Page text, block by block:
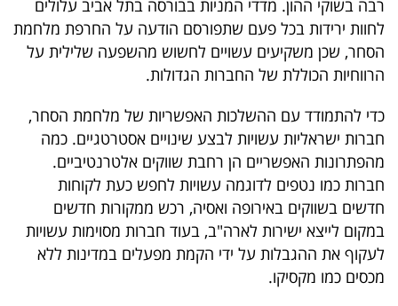
רבה בשוקי ההון. מדדי המניות בבורסה בתל אביב עלולים
לחוות ירידות בכל פעם שתפורסם הודעה על החרפת מלחמת
הסחר, שכן משקיעים עשויים לחשוש מהשפעה שלילית על
הרווחיות הכוללת של החברות הגדולות.
כדי להתמודד עם ההשלכות האפשריות של מלחמת הסחר,
חברות ישראליות עשויות לבצע שינויים אסטרטגיים. כמה
מהפתרונות האפשריים הן רחבת שווקים אלטרנטיביים.
חברות כמו נטפים לדוגמה עשויות לחפש כעת לקוחות
חדשים בשווקים באירופה ואסיה, רכש ממקורות חדשים
במקום לייצא ישירות לארה"ב, בעוד חברות מסוימות עשויות
לעקוף את ההגבלות על ידי הקמת מפעלים במדינות ללא
מכסים כמו מקסיקו.